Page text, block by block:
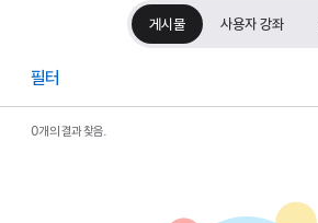
게시물 사용자 강좌
필터
0개의 결과 찾음.